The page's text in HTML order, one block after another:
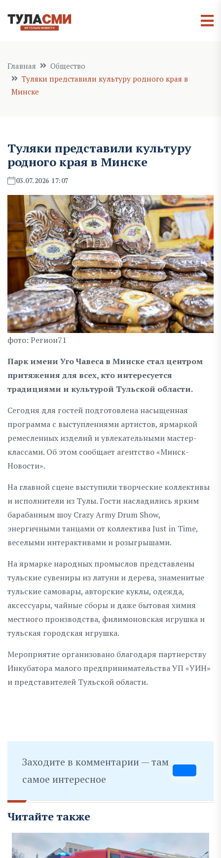
Главная
Общество
Туляки представили культуру родного края в
Минске
Туляки представили культуру
родного края в Минске
03.07.2026 17:07
фото: Регион71
Парк имени Уго Чавеса в Минске стал центром
притяжения для всех, кто интересуется
традициями и культурой Тульской области.
Сегодня для гостей подготовлена насыщенная
программа с выступлениями артистов, ярмаркой
ремесленных изделий и увлекательными мастер-
классами. Об этом сообщает агентство «Минск-
Новости».
На главной сцене выступили творческие коллективы
и исполнители из Тулы. Гости насладились ярким
барабанным шоу Crazy Army Drum Show,
энергичными танцами от коллектива Just in Time,
веселыми интерактивами и розыгрышами.
На ярмарке народных промыслов представлены
тульские сувениры из латуни и дерева, знаменитые
тульские самовары, авторские куклы, одежда,
аксессуары, чайные сборы и даже бытовая химия
местного производства, филимоновская игрушка и
тульская городская игрушка.
Мероприятие организовано благодаря партнерству
Инкубатора малого предпринимательства УП «УИН»
и представителей Тульской области.
Заходите в комментарии — там
самое интересное
Читайте также